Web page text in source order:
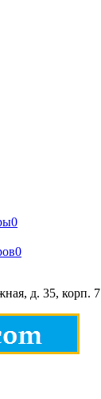
0
0
д. 35, корп. 7